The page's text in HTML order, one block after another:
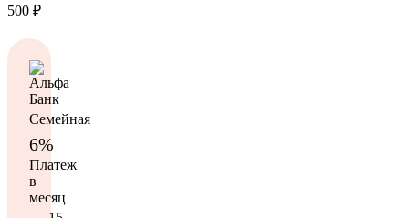
500 ₽
Семейная
6%
Платеж
в
месяц